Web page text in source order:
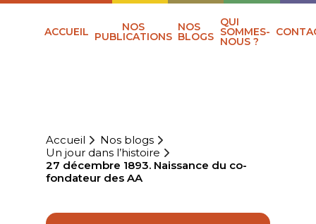
ACCUEIL NOS
PUBLICATIONS
NOS
BLOGS
QUI
SOMMES-
NOUS ?
Accueil
Nos blogs
Un jour dans l’histoire
27 décembre 1893. Naissance du co-
fondateur des AA